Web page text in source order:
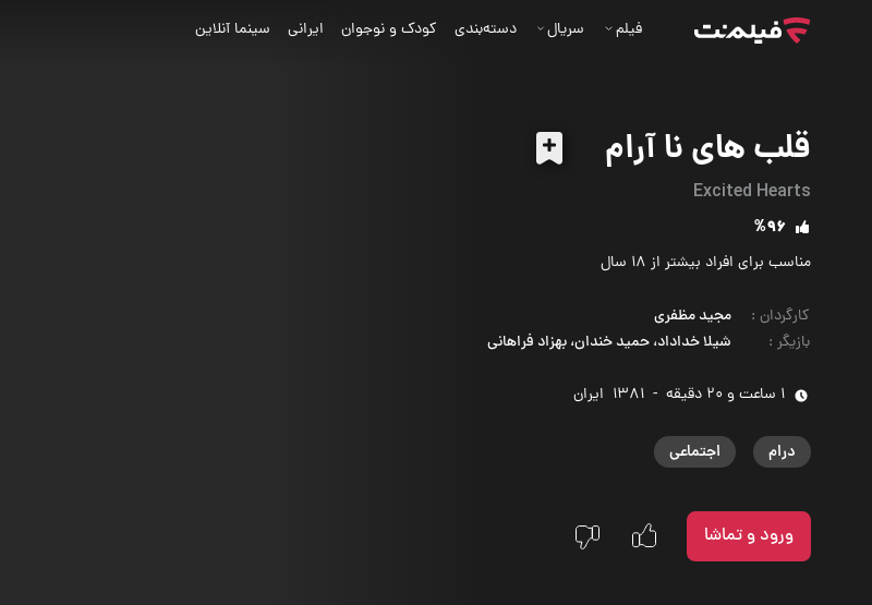
قلب های نا آرام
Excited Hearts
%96
مناسب برای افراد بیشتر از 18 سال
کارگردان :
مجید مظفری
بازیگر : شیلا خداداد، حمید خندان، بهزاد فراهانی
1 ساعت و 20 دقیقه -
1381 ‌ ایران
درام اجتماعی
ورود و تماشا
فیلم سریال دسته‌بندی کودک و نوجوان ایرانی سینما آنلاین